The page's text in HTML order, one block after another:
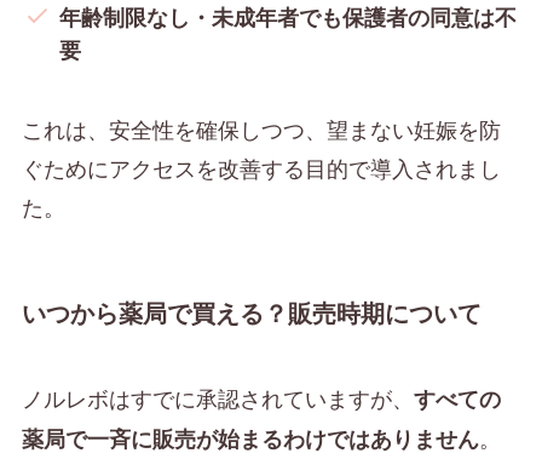
年齢制限なし・未成年者でも保護者の同意は不
要
これは、安全性を確保しつつ、望まない妊娠を防
ぐためにアクセスを改善する目的で導入されまし
た。
いつから薬局で買える？販売時期について
ノルレボはすでに承認されていますが、 すべての
薬局で一斉に販売が始まるわけではありません。